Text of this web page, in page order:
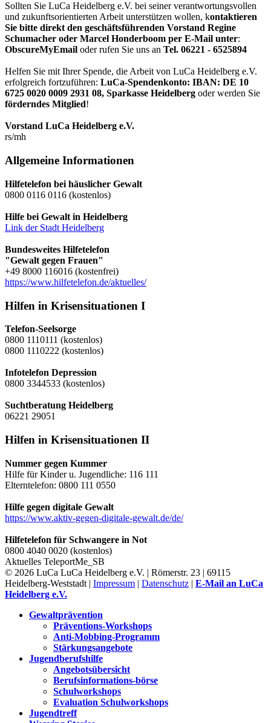
Sollten Sie LuCa Heidelberg e.V. bei seiner verantwortungsvollen
und zukunftsorientierten Arbeit unterstützen wollen, kontaktieren
Sie bitte direkt den geschäftsführenden Vorstand Regine
Schumacher oder Marcel Honderboom per E-Mail unter:
ObscureMyEmail oder rufen Sie uns an Tel. 06221 - 6525894
Helfen Sie mit Ihrer Spende, die Arbeit von LuCa Heidelberg e.V.
erfolgreich fortzuführen: LuCa-Spendenkonto: IBAN: DE 10
6725 0020 0009 2931 08, Sparkasse Heidelberg oder werden Sie
förderndes Mitglied!
Vorstand LuCa Heidelberg e.V.
rs/mh
Allgemeine Informationen
Hilfetelefon bei häuslicher Gewalt
0800 0116 0116 (kostenlos)
Hilfe bei Gewalt in Heidelberg
Link der Stadt Heidelberg
Bundesweites Hilfetelefon
"Gewalt gegen Frauen"
+49 8000 116016 (kostenfrei)
https://www.hilfetelefon.de/aktuelles/
Hilfen in Krisensituationen I
Telefon-Seelsorge
0800 1110111 (kostenlos)
0800 1110222 (kostenlos)
Infotelefon Depression
0800 3344533 (kostenlos)
Suchtberatung Heidelberg
06221 29051
Hilfen in Krisensituationen II
Nummer gegen Kummer
Hilfe für Kinder u. Jugendliche: 116 111
Elterntelefon: 0800 111 0550
Hilfe gegen digitale Gewalt
https://www.aktiv-gegen-digitale-gewalt.de/de/
Hilfetelefon für Schwangere in Not
0800 4040 0020 (kostenlos)
Aktuelles TeleportMe_SB
© 2026 LuCa LuCa Heidelberg e.V. | Römerstr. 23 | 69115
Heidelberg-Weststadt | Impressum | Datenschutz | E-Mail an LuCa
Heidelberg e.V.
Gewaltprävention
Präventions-Workshops
Anti-Mobbing-Programm
Stärkungsangebote
Jugendberufshilfe
Angebotsübersicht
Berufsinformations-börse
Schulworkshops
Evaluation Schulworkshops
Jugendtreff